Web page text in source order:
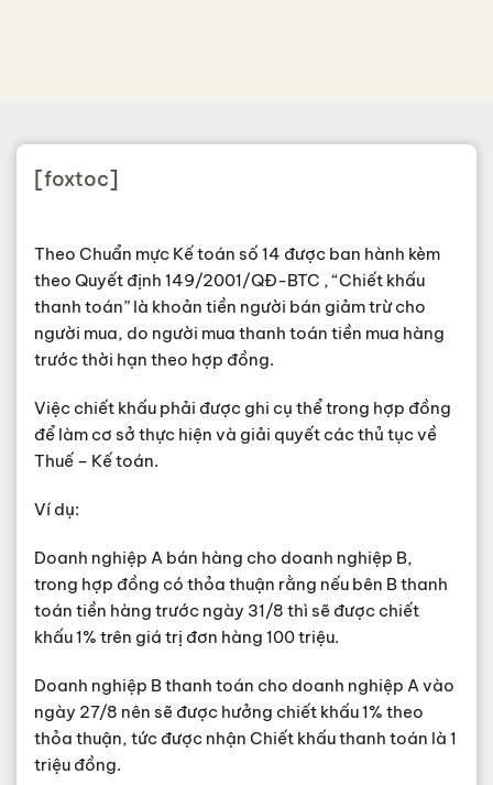
[foxtoc]
Theo Chuẩn mực Kế toán số 14 được ban hành kèm
theo Quyết định 149/2001/QĐ-BTC , “Chiết khấu
thanh toán” là khoản tiền người bán giảm trừ cho
người mua, do người mua thanh toán tiền mua hàng
trước thời hạn theo hợp đồng.
Việc chiết khấu phải được ghi cụ thể trong hợp đồng
để làm cơ sở thực hiện và giải quyết các thủ tục về
Thuế – Kế toán.
Ví dụ:
Doanh nghiệp A bán hàng cho doanh nghiệp B,
trong hợp đồng có thỏa thuận rằng nếu bên B thanh
toán tiền hàng trước ngày 31/8 thì sẽ được chiết
khấu 1% trên giá trị đơn hàng 100 triệu.
Doanh nghiệp B thanh toán cho doanh nghiệp A vào
ngày 27/8 nên sẽ được hưởng chiết khấu 1% theo
thỏa thuận, tức được nhận Chiết khấu thanh toán là 1
triệu đồng.